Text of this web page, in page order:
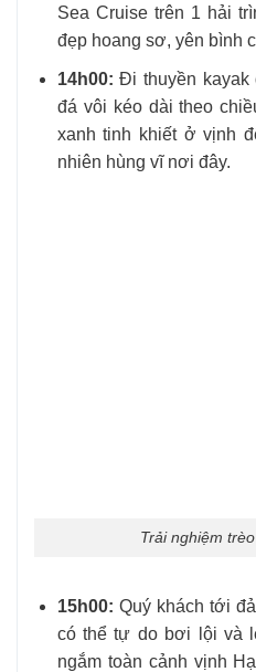
Sea Cruise trên 1 hải
đẹp hoang sơ, yên bình
14h00: Đi thuyền kayak
đá vôi kéo dài theo
xanh tinh khiết ở vịnh
nhiên hùng vĩ nơi đây.
Trải nghiệm
15h00: Quý khách tới
có thể tự do bơi lội và
ngắm toàn cảnh vịnh